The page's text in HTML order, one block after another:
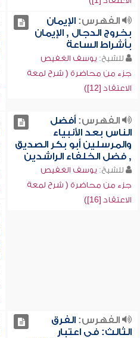
الفهرس:الإيمان
بخروج الدجال , الإيمان
بأشراط الساعة
للشيخ: يوسف الغفيص
جزء من محاضرة ( شرح لمعة
الاعتقاد [12])
الفهرس:أفضل
الناس بعد الأنبياء
والمرسلين أبو بكر الصديق
, فضل الخلفاء الراشدين
للشيخ: يوسف الغفيص
جزء من محاضرة ( شرح لمعة
الاعتقاد [16])
الفهرس:الفرق
الثالث: في اعتبار